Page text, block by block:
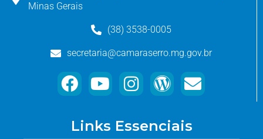
Minas Gerais
(38) 3538-0005
secretaria@camaraserro.mg.gov.br
Links Essenciais